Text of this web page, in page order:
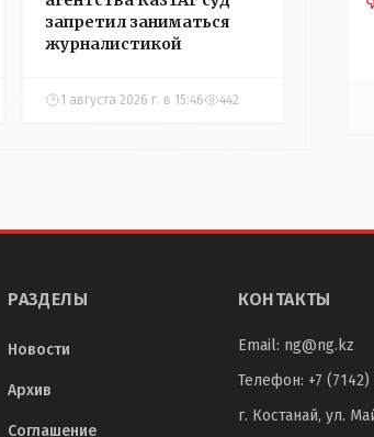
запретил заниматься
журналистикой
1 августа 2026 г. в 15:46 442
РАЗДЕЛЫ
Новости
Архив
Соглашение
КОНТАКТЫ
Email: ng@ng.kz
Телефон: +7
г. Костанай, ул.